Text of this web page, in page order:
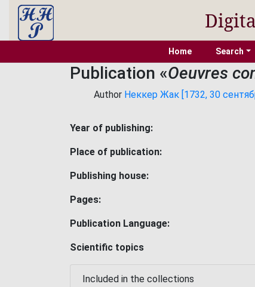
Home Search
Publication «Oeuvres
Author Неккер Жак [1732, 30
Year of publishing:
Place of publication:
Publishing house:
Pages:
Publication Language:
Scientific topics
Included in the collections